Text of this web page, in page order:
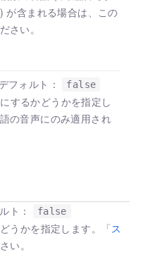
が含まれる場合は、この
さい。
フォルト： false
するかどうかを指定し
の音声にのみ適用され
ト： false
うかを指定します。「ス
い。